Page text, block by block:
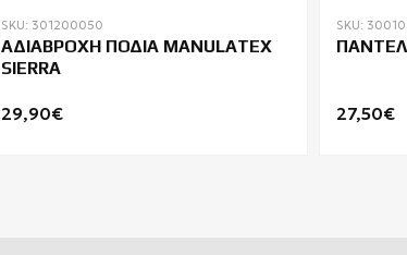
SKU: 301200050
ΑΔΙΑΒΡΟΧΗ ΠΟΔΙΑ MANULATEX
SIERRA
29,90€
SKU:
27,50€